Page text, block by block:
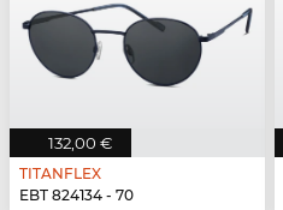
132,00 €
TITANFLEX
EBT 824134 - 70